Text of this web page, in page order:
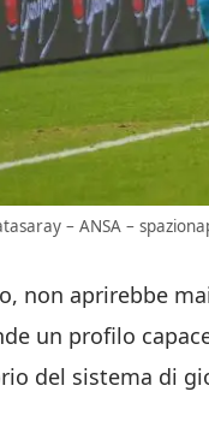
– ANSA –
non aprirebbe
un profilo
del sistema di